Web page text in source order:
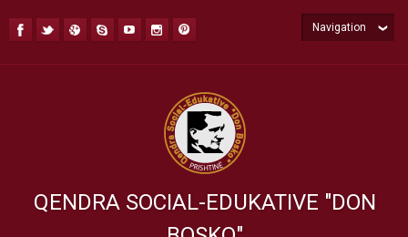
QENDRA SOCIAL-EDUKATIVE "DON
Navigation